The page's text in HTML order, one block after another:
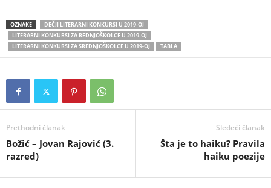
OZNAKE
DEČJI LITERARNI KONKURSI U 2019-OJ
LITERARNI KONKURSI ZA REDNJOŠKOLCE U 2019-OJ
LITERARNI KONKURSI ZA SREDNJOŠKOLCE U 2019-OJ
TABLA
Prethodni članak
Božić – Jovan Rajović (3.
razred)
Sledeći članak
Šta je to haiku? Pravila
haiku poezije